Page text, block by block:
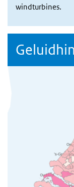
windturbines.